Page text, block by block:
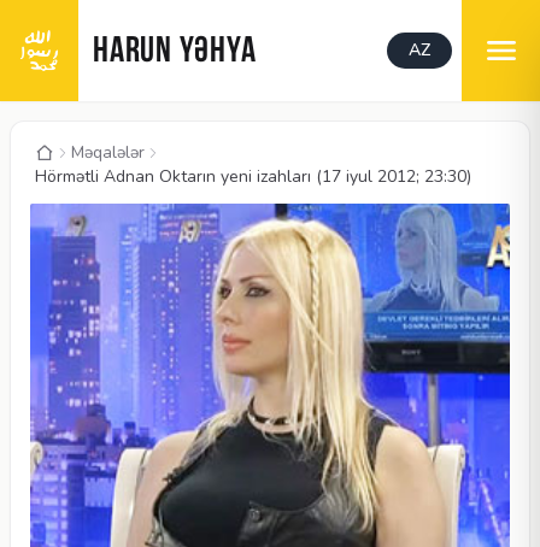
HARUN YƏHYA AZ
Məqalələr
Hörmətli Adnan Oktarın yeni izahları (17 iyul 2012; 23:30)